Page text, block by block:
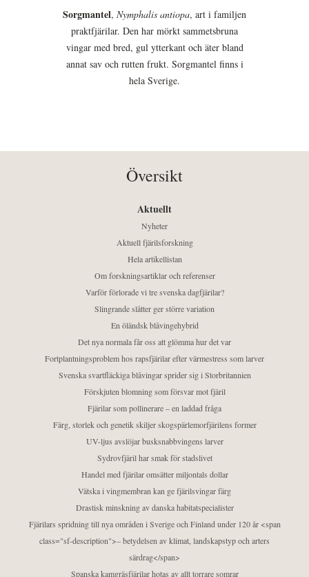
Sorgmantel, Nymphalis antiopa, art i familjen
praktfjärilar. Den har mörkt sammetsbruna
vingar med bred, gul ytterkant och äter bland
annat sav och rutten frukt. Sorgmantel finns i
hela Sverige.
Översikt
Aktuellt
Nyheter
Aktuell fjärilsforskning
Hela artikellistan
Om forskningsartiklar och referenser
Varför förlorade vi tre svenska dagfjärilar?
Slingrande slåtter ger större variation
En öländsk blåvingehybrid
Det nya normala får oss att glömma hur det var
Fortplantningsproblem hos rapsfjärilar efter värmestress som larver
Svenska svartfläckiga blåvingar sprider sig i Storbritannien
Förskjuten blomning som försvar mot fjäril
Fjärilar som pollinerare – en laddad fråga
Färg, storlek och genetik skiljer skogspärlemorfjärilens former
UV-ljus avslöjar busksnabbvingens larver
Sydrovfjäril har smak för stadslivet
Handel med fjärilar omsätter miljontals dollar
Vätska i vingmembran kan ge fjärilsvingar färg
Drastisk minskning av danska habitatspecialister
Fjärilars spridning till nya områden i Sverige och Finland under 120 år <span
class="sf-description">– betydelsen av klimat, landskapstyp och arters
särdrag</span>
Spanska kamgräsfjärilar hotas av allt torrare somrar